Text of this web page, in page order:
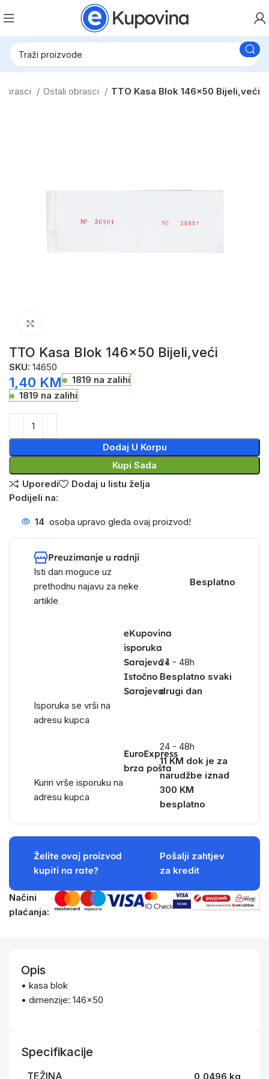
Ostali obrasci TTO Kasa Blok 146×50 Bijeli,veći
TTO Kasa Blok 146×50 Bijeli,veći
SKU:14650
1,40 KM
1819 na zalihi
1819 na zalihi
Dodaj U Korpu
Kupi Sada
Uporedi
Dodaj u listu želja
Podijeli na:
14 osoba upravo gleda ovaj proizvod!
Preuzimanje u radnji
Isti dan moguce uz
prethodnu najavu za neke
artikle
Besplatno
eKupovina
isporuka
Sarajevo i
Istočno
Sarajevo
Isporuka se vrši na
adresu kupca
24 - 48h
Besplatno svaki
drugi dan
EuroExpress
brza pošta
Kuriri vrše isporuku na
adresu kupca
24 - 48h
11 KM dok je za
narudžbe iznad
300 KM
besplatno
Želite ovaj proizvod
kupiti na rate?
Pošalji zahtjev
za kredit
Načini
plaćanja:
Opis
• kasa blok
• dimenzije: 146×50
Specifikacije
TEŽINA 0,0496 kg